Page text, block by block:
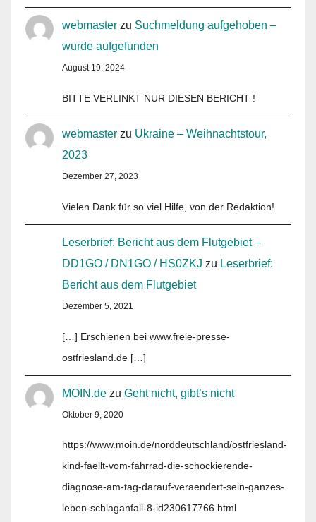
webmaster zu Suchmeldung aufgehoben –
wurde aufgefunden
August 19, 2024
BITTE VERLINKT NUR DIESEN BERICHT !
webmaster zu Ukraine – Weihnachtstour,
2023
Dezember 27, 2023
Vielen Dank für so viel Hilfe, von der Redaktion!
Leserbrief: Bericht aus dem Flutgebiet –
DD1GO / DN1GO / HS0ZKJ zu Leserbrief:
Bericht aus dem Flutgebiet
Dezember 5, 2021
[…] Erschienen bei www.freie-presse-
ostfriesland.de […]
MOIN.de zu Geht nicht, gibt’s nicht
Oktober 9, 2020
https://www.moin.de/norddeutschland/ostfriesland-
kind-faellt-vom-fahrrad-die-schockierende-
diagnose-am-tag-darauf-veraendert-sein-ganzes-
leben-schlaganfall-8-id230617766.html